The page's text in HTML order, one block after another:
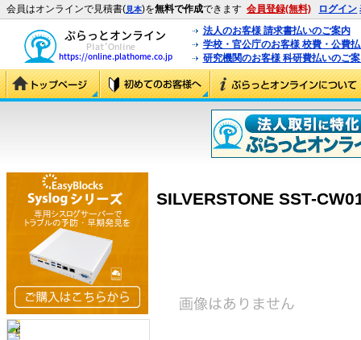
会員はオンラインで見積書(見本)を無料で作成できます 会員登録(無料) ログイン
法人のお客様 請求書払いのご案内
学校・官公庁のお客様 校費・公費
研究機関のお客様 科研費払いのご
SILVERSTONE SST-